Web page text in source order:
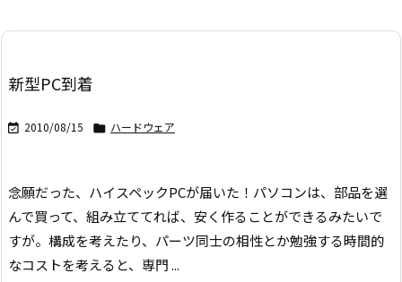
新型PC到着
 2010/08/15  ハードウェア
念願だった、ハイスペックPCが届いた！ パソコンは、部品を選
んで買って、組み立ててれば、 安く作ることができるみたいで
すが。 構成を考えたり、パーツ同士の相性とか勉強する時間的
なコストを考えると、 専門 ...